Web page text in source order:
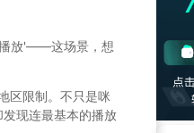
播放'——这场景，想
区限制。不只是咪
现连最基本的播放